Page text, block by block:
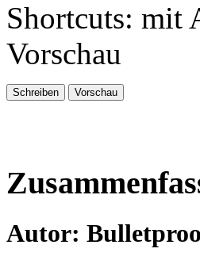
Shortcuts: mit
Vorschau
Autor: